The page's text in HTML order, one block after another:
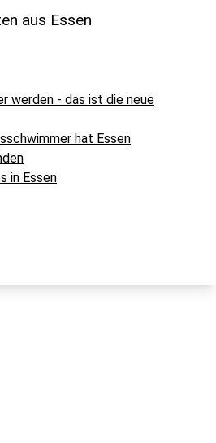
aus Essen
werden - das ist die neue
hat Essen
in Essen